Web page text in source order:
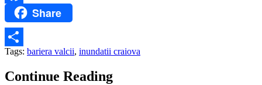
FacebookShare
Partajează
Tags: bariera valcii, inundatii craiova
Continue Reading